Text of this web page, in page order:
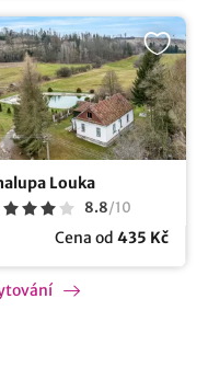
Louka
8.8/10
Cena od 435 Kč